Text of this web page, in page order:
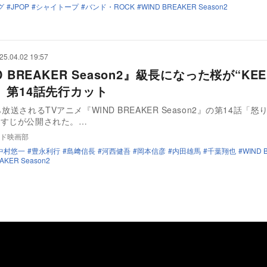
JPOP シャイトープ バンド・ROCK WIND BREAKER Season2
19:57
BREAKER Season2』級長になった桜が
14話先行カット
送されるTVアニメ『WIND BREAKER Season2』の第14話「怒
じが公開された。…
映画部
村悠一
豊永利行 島﨑信長 河西健吾 岡本信彦 内田雄馬 千葉翔也
WIND
Season2